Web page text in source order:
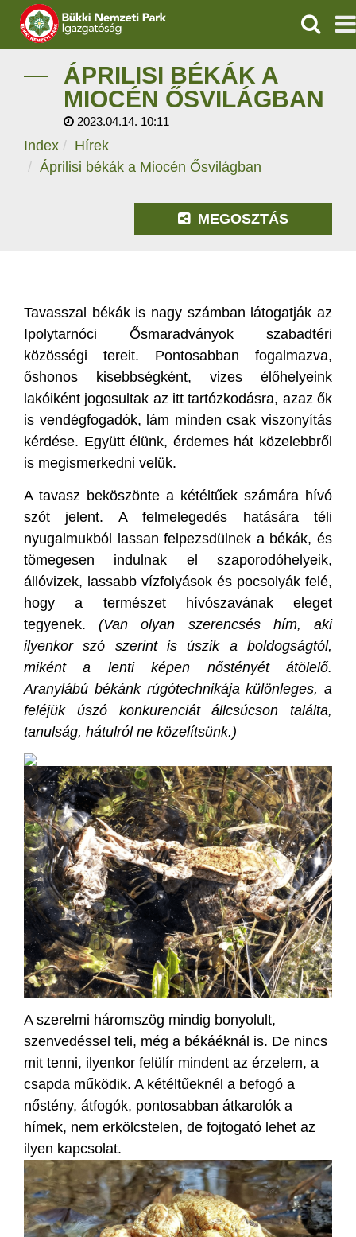
IGAZGATÓSÁG
TERMÉSZETVÉDELEM
VÍZVÉDELEM
KAPCSOLAT
ÁPRILISI BÉKÁK A
MIOCÉN ŐSVILÁGBAN
2023.04.14. 10:11
Index
Hírek
Áprilisi békák a Miocén Ősvilágban
MEGOSZTÁS
Tavasszal békák is nagy számban látogatják az
Ipolytarnóci Ősmaradványok szabadtéri
közösségi tereit. Pontosabban fogalmazva,
őshonos kisebbségként, vizes élőhelyeink
lakóiként jogosultak az itt tartózkodásra, azaz ők
is vendégfogadók, lám minden csak viszonyítás
kérdése. Együtt élünk, érdemes hát közelebbről
is megismerkedni velük.
A tavasz beköszönte a kétéltűek számára hívó
szót jelent. A felmelegedés hatására téli
nyugalmukból lassan felpezsdülnek a békák, és
tömegesen indulnak el szaporodóhelyeik,
állóvizek, lassabb vízfolyások és pocsolyák felé,
hogy a természet hívószavának eleget
tegyenek.(Van olyan szerencsés hím, aki
ilyenkor szó szerint is úszik a boldogságtól,
miként a lenti képen nőstényét átölelő.
Aranylábú békánk rúgótechnikája különleges, a
feléjük úszó konkurenciát állcsúcson találta,
tanulság, hátulról ne közelítsünk.)
A szerelmi háromszög mindig bonyolult,
szenvedéssel teli, még a békáéknál is. De nincs
mit tenni, ilyenkor felülír mindent az érzelem, a
csapda működik. A kétéltűeknél a befogó a
nőstény, átfogók, pontosabban átkarolók a
hímek, nem erkölcstelen, de fojtogató lehet az
ilyen kapcsolat.